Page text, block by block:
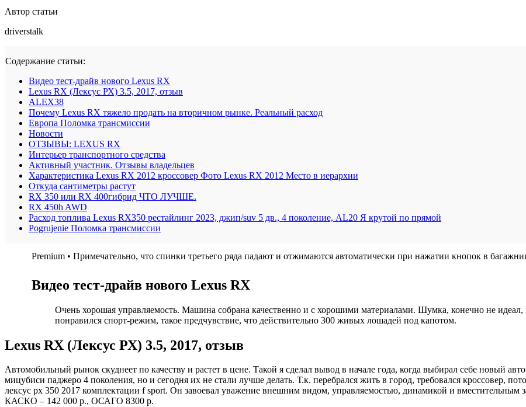
Автор статьи
driverstalk
Содержание статьи:
Видео тест-драйв нового Lexus RX
Lexus RX (Лексус РХ) 3.5, 2017, отзыв
ALEX38
Почему Lexus RX тяжело продать на вторичном рынке. Реальный расход
Европа Поломка трансмиссии
Новости
ОТЗЫВЫ: LEXUS RX
Интерьер транспортного средства
Активный участник. Отзывы владельцев
Характеристика Lexus RX 2012 кроссовер Фото Lexus RX 2012 Место в иерархии
Откуда сантиметры растут
RX 350 или RX 400гибрид ЧТО ЛУЧШЕ.
RX 450h AWD
Расход топлива Lexus RX350 рестайлинг 2023, джип/suv 5 дв., 4 поколение, AL20 Я крутой по прямой
Pogrujenie Поломка трансмиссии
Premium • Примечательно, что спинки третьего ряда падают и отжимаются автоматически при нажатии кнопок в
Видео тест-драйв нового Lexus RX
Очень хорошая управляемость. Машина собрана качественно и с хорошими материалами. Шумка, конечно не
понравился спорт-режим, такое предчувствие, что действительно 300 живых лошадей под капотом.
Lexus RX (Лексус РХ) 3.5, 2017, отзыв
Автомобильный рынок скуднеет по качеству и растет в цене. Такой я сделал вывод в начале года, когда выбирал себе новый
мицубиси паджеро 4 поколения, но и сегодня их не стали лучше делать. Т.к. перебрался жить в город, требовался кроссовер,
лексус рх 350 2017 комплектации f sport. Он завоевал уважение внешним видом, управляемостью, динамикой и вместительным
КАСКО – 142 000 р., ОСАГО 8300 р.